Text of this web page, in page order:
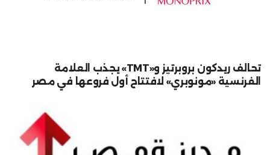
تحالف ريدكون بروبرتيز و«TMT» يجذب العلامة
الفرنسية «مونوبري» لافتتاح أول فروعها في مصر